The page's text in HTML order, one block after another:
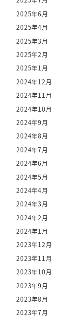
2025年6月
2025年4月
2025年3月
2025年2月
2025年1月
2024年12月
2024年11月
2024年10月
2024年9月
2024年8月
2024年7月
2024年6月
2024年5月
2024年4月
2024年3月
2024年2月
2024年1月
2023年12月
2023年11月
2023年10月
2023年9月
2023年8月
2023年7月